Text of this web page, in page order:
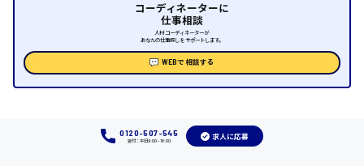
コーディネーターに
仕事相談
人材コーディネーターが
あなたの仕事探しをサポートします。
WEBで相談する
0120-507-545
受付：平日9:00 - 18:00
求人に応募